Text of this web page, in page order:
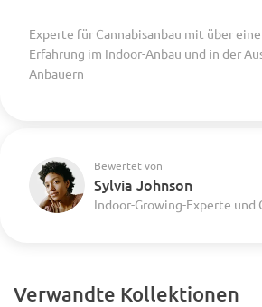
Experte für Cannabisanbau mit über
Erfahrung im Indoor-Anbau und in der
Anbauern
Bewertet von
Sylvia Johnson
Indoor-Growing-Experte und
Verwandte Kollektionen